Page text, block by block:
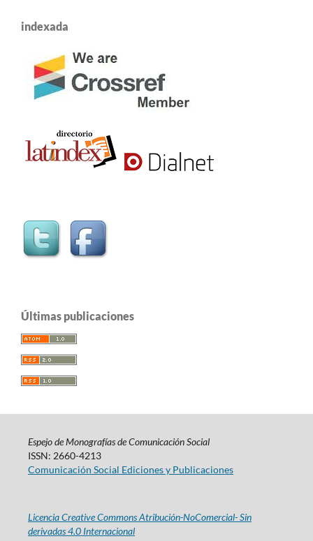
indexada
Últimas publicaciones
Espejo de Monografías de Comunicación Social
ISSN: 2660-4213
Comunicación Social Ediciones y Publicaciones
Licencia Creative Commons Atribución-NoComercial- Sin
derivadas 4.0 Internacional